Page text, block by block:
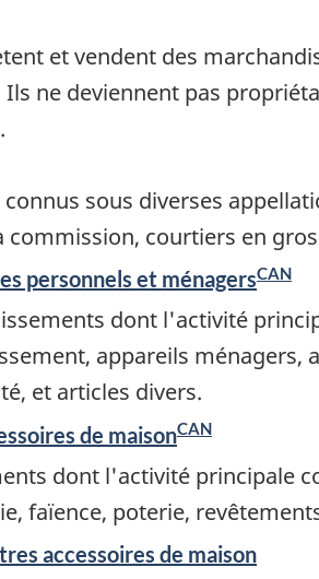
et vendent des
ne deviennent pas
sous diverses
courtiers en
personnels et ménagersCAN
dont l'activité
appareils
et articles divers.
de maisonCAN
dont l'activité principale
faïence, poterie,
accessoires de maison